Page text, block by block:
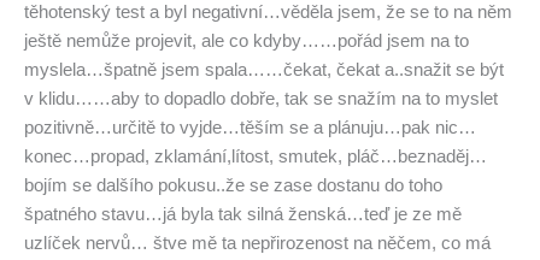
těhotenský test a byl negativní…věděla jsem, že se to na něm
ještě nemůže projevit, ale co kdyby……pořád jsem na to
myslela…špatně jsem spala……čekat, čekat a..snažit se být
v klidu……aby to dopadlo dobře, tak se snažím na to myslet
pozitivně…určitě to vyjde…těším se a plánuju…pak nic…
konec…propad, zklamání,lítost, smutek, pláč…beznaděj…
bojím se dalšího pokusu..že se zase dostanu do toho
špatného stavu…já byla tak silná ženská…teď je ze mě
uzlíček nervů… štve mě ta nepřirozenost na něčem, co má